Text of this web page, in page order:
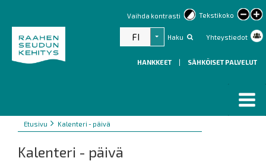
Tekstikoko
text
Vaihda kontrasti
Haku Yhteystiedot
FI Listaa lisätoiminnot
HANKKEET | SÄHKÖISET PALVELUT
Murupolku
You
here:
Etusivu Kalenteri - päivä
Kalenteri - päivä